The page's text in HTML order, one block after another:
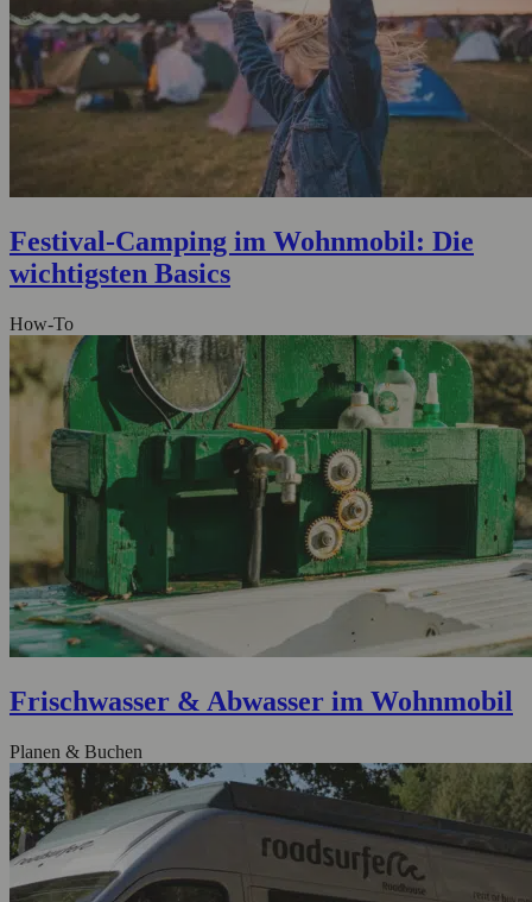
Festival-Camping im Wohnmobil: Die
wichtigsten Basics
How-To
Frischwasser & Abwasser im Wohnmobil
Planen & Buchen